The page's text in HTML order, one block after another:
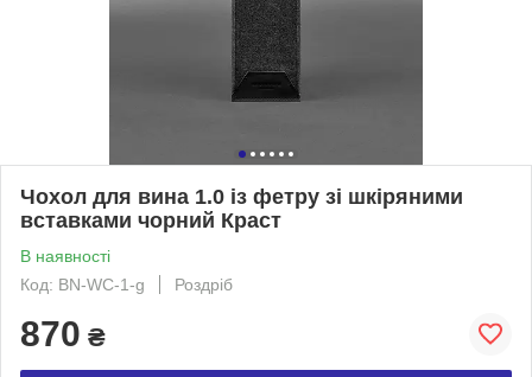
Чохол для вина 1.0 із фетру зі шкіряними
вставками чорний Краст
В наявності
Код: BN-WC-1-g
Роздріб
870 ₴